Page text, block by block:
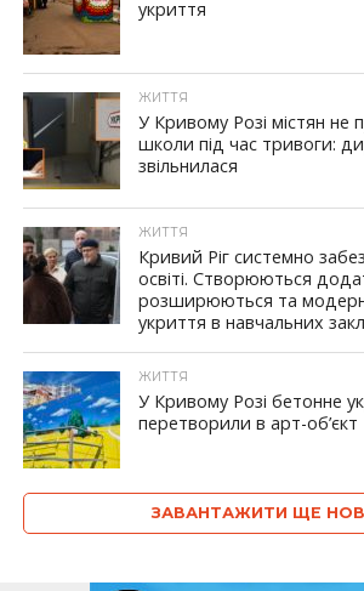
укриття
ЖИТТЯ
У Кривому Розі містян не
школи під час тривоги:
звільнилася
ЖИТТЯ
Кривий Ріг системно
освіті. Створюються
розширюються та
укриття в навчальних
ЖИТТЯ
У Кривому Розі бетонне
перетворили в арт-об’єкт
ЗАВАНТАЖИТИ ЩЕ